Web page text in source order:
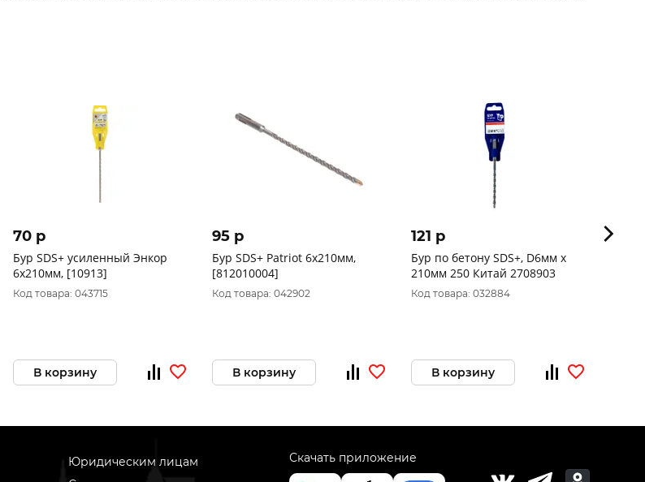
70 p
Бур SDS+ усиленный Энкор
6x210мм, [10913]
Код товара: 043715
В корзину
95 p
Бур SDS+ Patriot 6x210мм,
[812010004]
Код товара: 042902
В корзину
121 p
Бур по бетону SDS+, D6мм х
210мм 250 Китай 2708903
Код товара: 032884
В корзину
300
Юридическим лицам
Скачать приложение